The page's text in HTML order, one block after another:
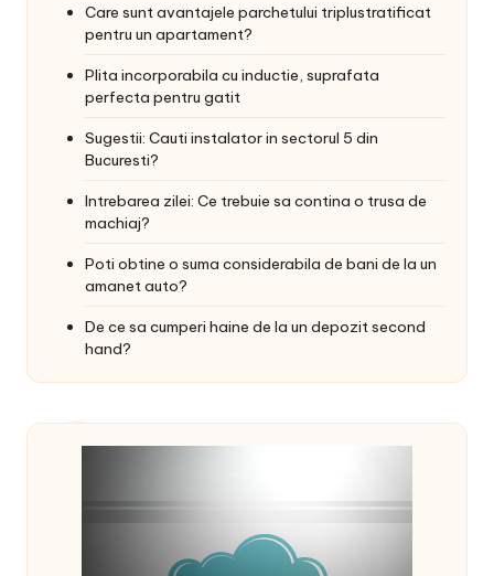
Care sunt avantajele parchetului triplustratificat
pentru un apartament?
Plita incorporabila cu inductie, suprafata
perfecta pentru gatit
Sugestii: Cauti instalator in sectorul 5 din
Bucuresti?
Intrebarea zilei: Ce trebuie sa contina o trusa de
machiaj?
Poti obtine o suma considerabila de bani de la un
amanet auto?
De ce sa cumperi haine de la un depozit second
hand?